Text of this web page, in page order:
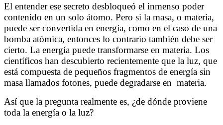
El entender ese secreto desbloqueó el inmenso poder
contenido en un solo átomo. Pero si la masa, o materia,
puede ser convertida en energía, como en el caso de una
bomba atómica, entonces lo contrario también debe ser
cierto. La energía puede transformarse en materia. Los
científicos han descubierto recientemente que la luz, que
está compuesta de pequeños fragmentos de energía sin
masa llamados fotones, puede degradarse en materia.
Así que la pregunta realmente es, ¿de dónde proviene
toda la energía o la luz?